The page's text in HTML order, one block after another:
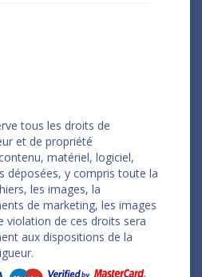
tous les droits de
et de propriété
matériel, logiciel,
déposées, y compris toute la
les images, la
de marketing, les images
violation de ces droits sera
aux dispositions de la